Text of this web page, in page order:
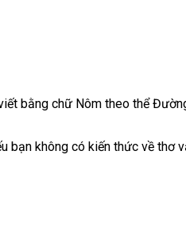
bằng chữ Nôm theo thể
không có kiến thức về thơ